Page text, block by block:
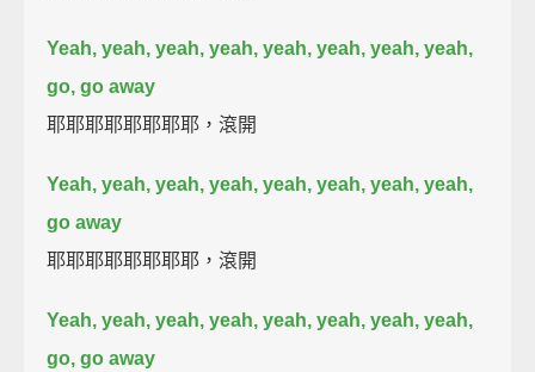
Yeah, yeah, yeah, yeah, yeah, yeah, yeah, yeah,
go, go away
耶耶耶耶耶耶耶耶，滾開
Yeah, yeah, yeah, yeah, yeah, yeah, yeah, yeah,
go away
耶耶耶耶耶耶耶耶，滾開
Yeah, yeah, yeah, yeah, yeah, yeah, yeah, yeah,
go, go away